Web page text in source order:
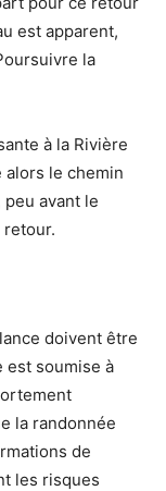
est apparent,
la
à la Rivière
alors le chemin
avant le
retour.
doivent être
est soumise à
la randonnée
de
les risques